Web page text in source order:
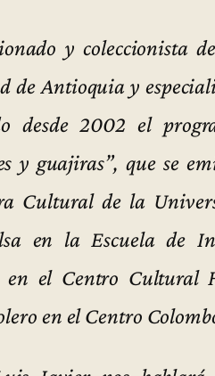
y coleccionista
de Antioquia y
desde 2002 el
y guajiras”, que se
Cultural de la
en la Escuela de
en el Centro
en el Centro